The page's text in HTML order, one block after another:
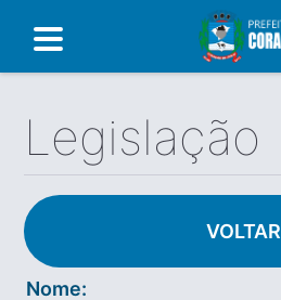
Legislação
VOLTAR
Nome: